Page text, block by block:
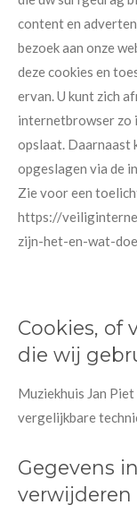
content en
bezoek aan onze
deze cookies en
ervan. U kunt zich
internetbrowser zo
opslaat. Daarnaast
opgeslagen via de
Zie voor een
https://
zijn-het-en-wat-
Cookies, of
die wij
Muziekhuis Jan
vergelijkbare
Gegevens
verwijderen